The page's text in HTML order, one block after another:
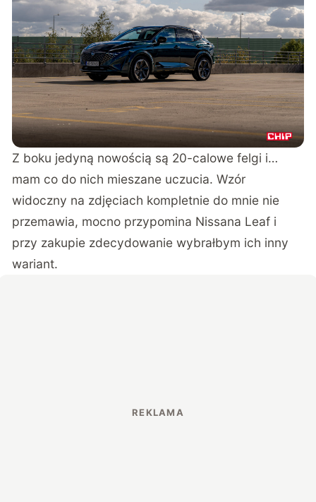
Z boku jedyną nowością są 20-calowe felgi i…
mam co do nich mieszane uczucia. Wzór
widoczny na zdjęciach kompletnie do mnie nie
przemawia, mocno przypomina Nissana Leaf i
przy zakupie zdecydowanie wybrałbym ich inny
wariant.